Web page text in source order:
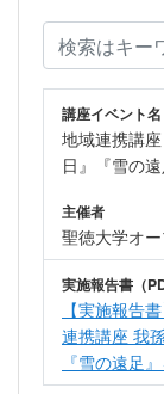
講座イベント名
地域連携講
日』『雪の
主催者
聖徳大学オ
実施報告書（
【実施報告
連携講座 我
『雪の遠足